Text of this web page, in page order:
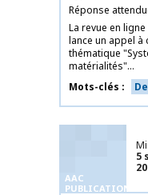
Réponse
La revue en
lance un appel
thématique
matérialités"...
Mots-clés
AAC
PUBLICATIONS
5